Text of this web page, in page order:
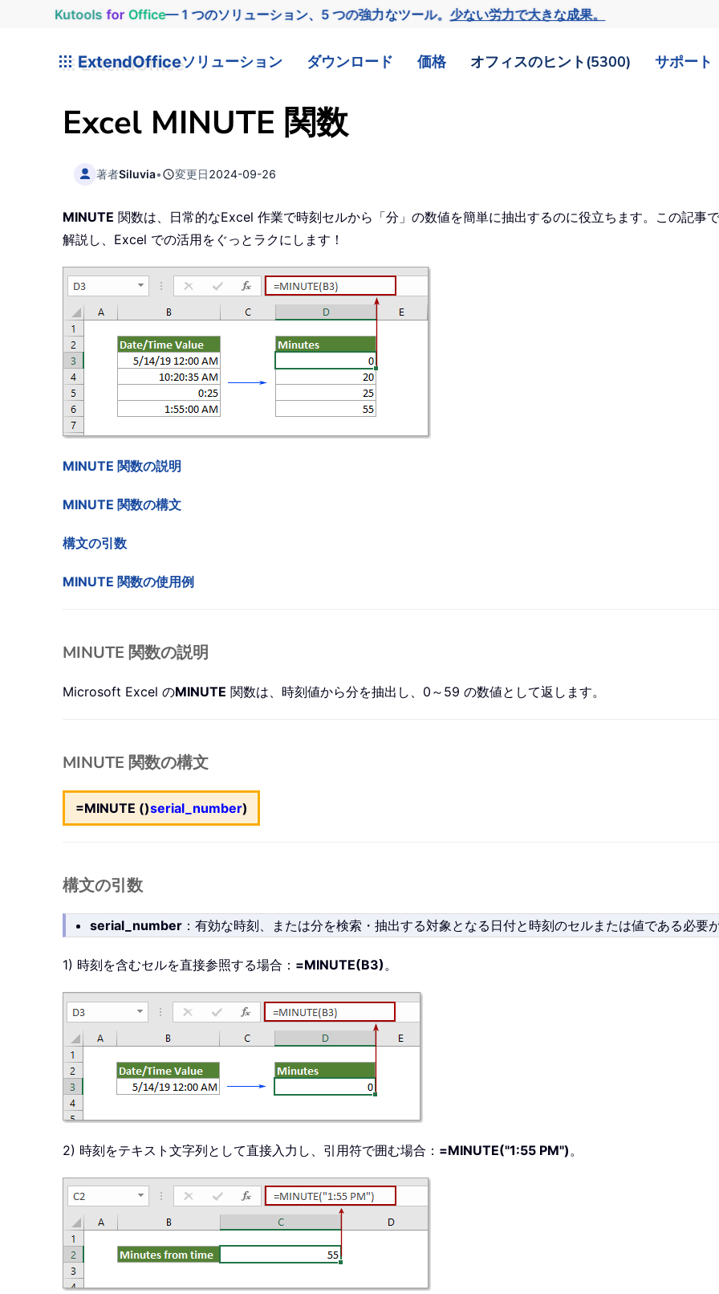
Kutools for Office— 1 つのソリューション、5 つの強力なツール。少ない労力で大きな成果。
ExtendOfficeソリューション ダウンロード 価格 オフィスのヒント(5300) サポート
Excel MINUTE 関数
著者Siluvia• 変更日2024-09-26
MINUTE 関数は、日常的なExcel 作業で時刻セルから「分」の数値を簡単に抽出するのに役立ちます。この記事で
解説し、Excel での活用をぐっとラクにします！
MINUTE 関数の説明
MINUTE 関数の構文
構文の引数
MINUTE 関数の使用例
MINUTE 関数の説明
Microsoft Excel のMINUTE 関数は、時刻値から分を抽出し、0～59 の数値として返します。
MINUTE 関数の構文
=MINUTE ()serial_number)
構文の引数
serial_number ：有効な時刻、または分を検索・抽出する対象となる日付と時刻のセルまたは値である必要が
1) 時刻を含むセルを直接参照する場合： =MINUTE(B3)。
2) 時刻をテキスト文字列として直接入力し、引用符で囲む場合： =MINUTE("1:55 PM")。